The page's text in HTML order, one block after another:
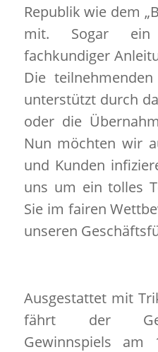
Republik wie dem
mit. Sogar ein
fachkundiger
Die
unterstützt durch
oder die
Nun möchten wir
und Kunden
uns um ein tolles
Sie im fairen
unseren
Ausgestattet mit
fährt der
Gewinnspiels